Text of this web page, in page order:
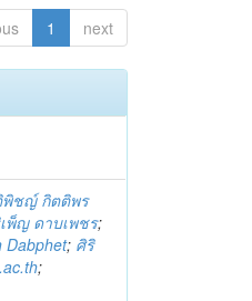
1 next
พิชญ์ กิตติพร
พ็ญ ดาบเพชร;
Dabphet; ศิริ
;